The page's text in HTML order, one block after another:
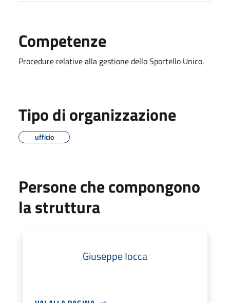
Competenze
Procedure relative alla gestione dello Sportello Unico.
Tipo di organizzazione
ufficio
Persone che compongono
la struttura
Giuseppe Iocca